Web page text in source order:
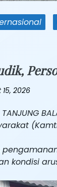
2026
kondisi